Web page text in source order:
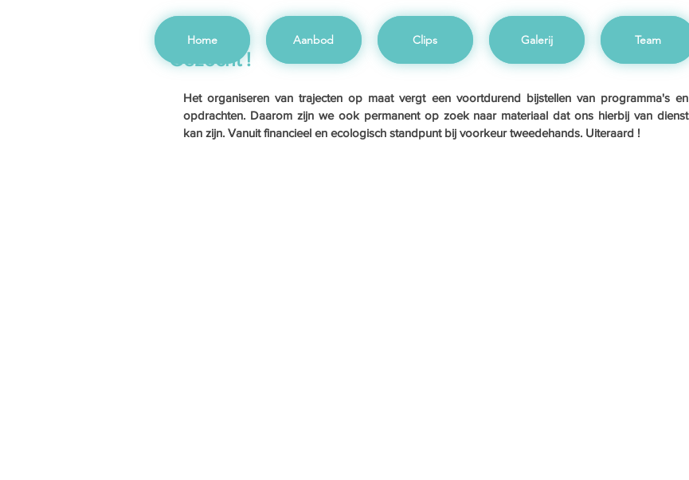
Home Aanbod Clips Galerij Team
Gezocht !
Het organiseren van trajecten op maat vergt een voortdurend bijstellen van programma's en
opdrachten. Daarom zijn we ook permanent op zoek naar materiaal dat ons hierbij van dienst
kan zijn. Vanuit financieel en ecologisch standpunt bij voorkeur tweedehands. Uiteraard !